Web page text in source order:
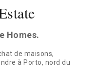
Homes.
de maisons,
à Porto, nord du